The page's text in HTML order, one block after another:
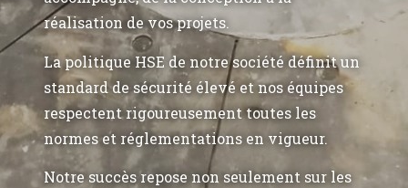
réalisation de vos projets.
La politique HSE de notre société définit un
standard de sécurité élevé et nos équipes
respectent rigoureusement toutes les
normes et réglementations en vigueur.
Notre succès repose non seulement sur les